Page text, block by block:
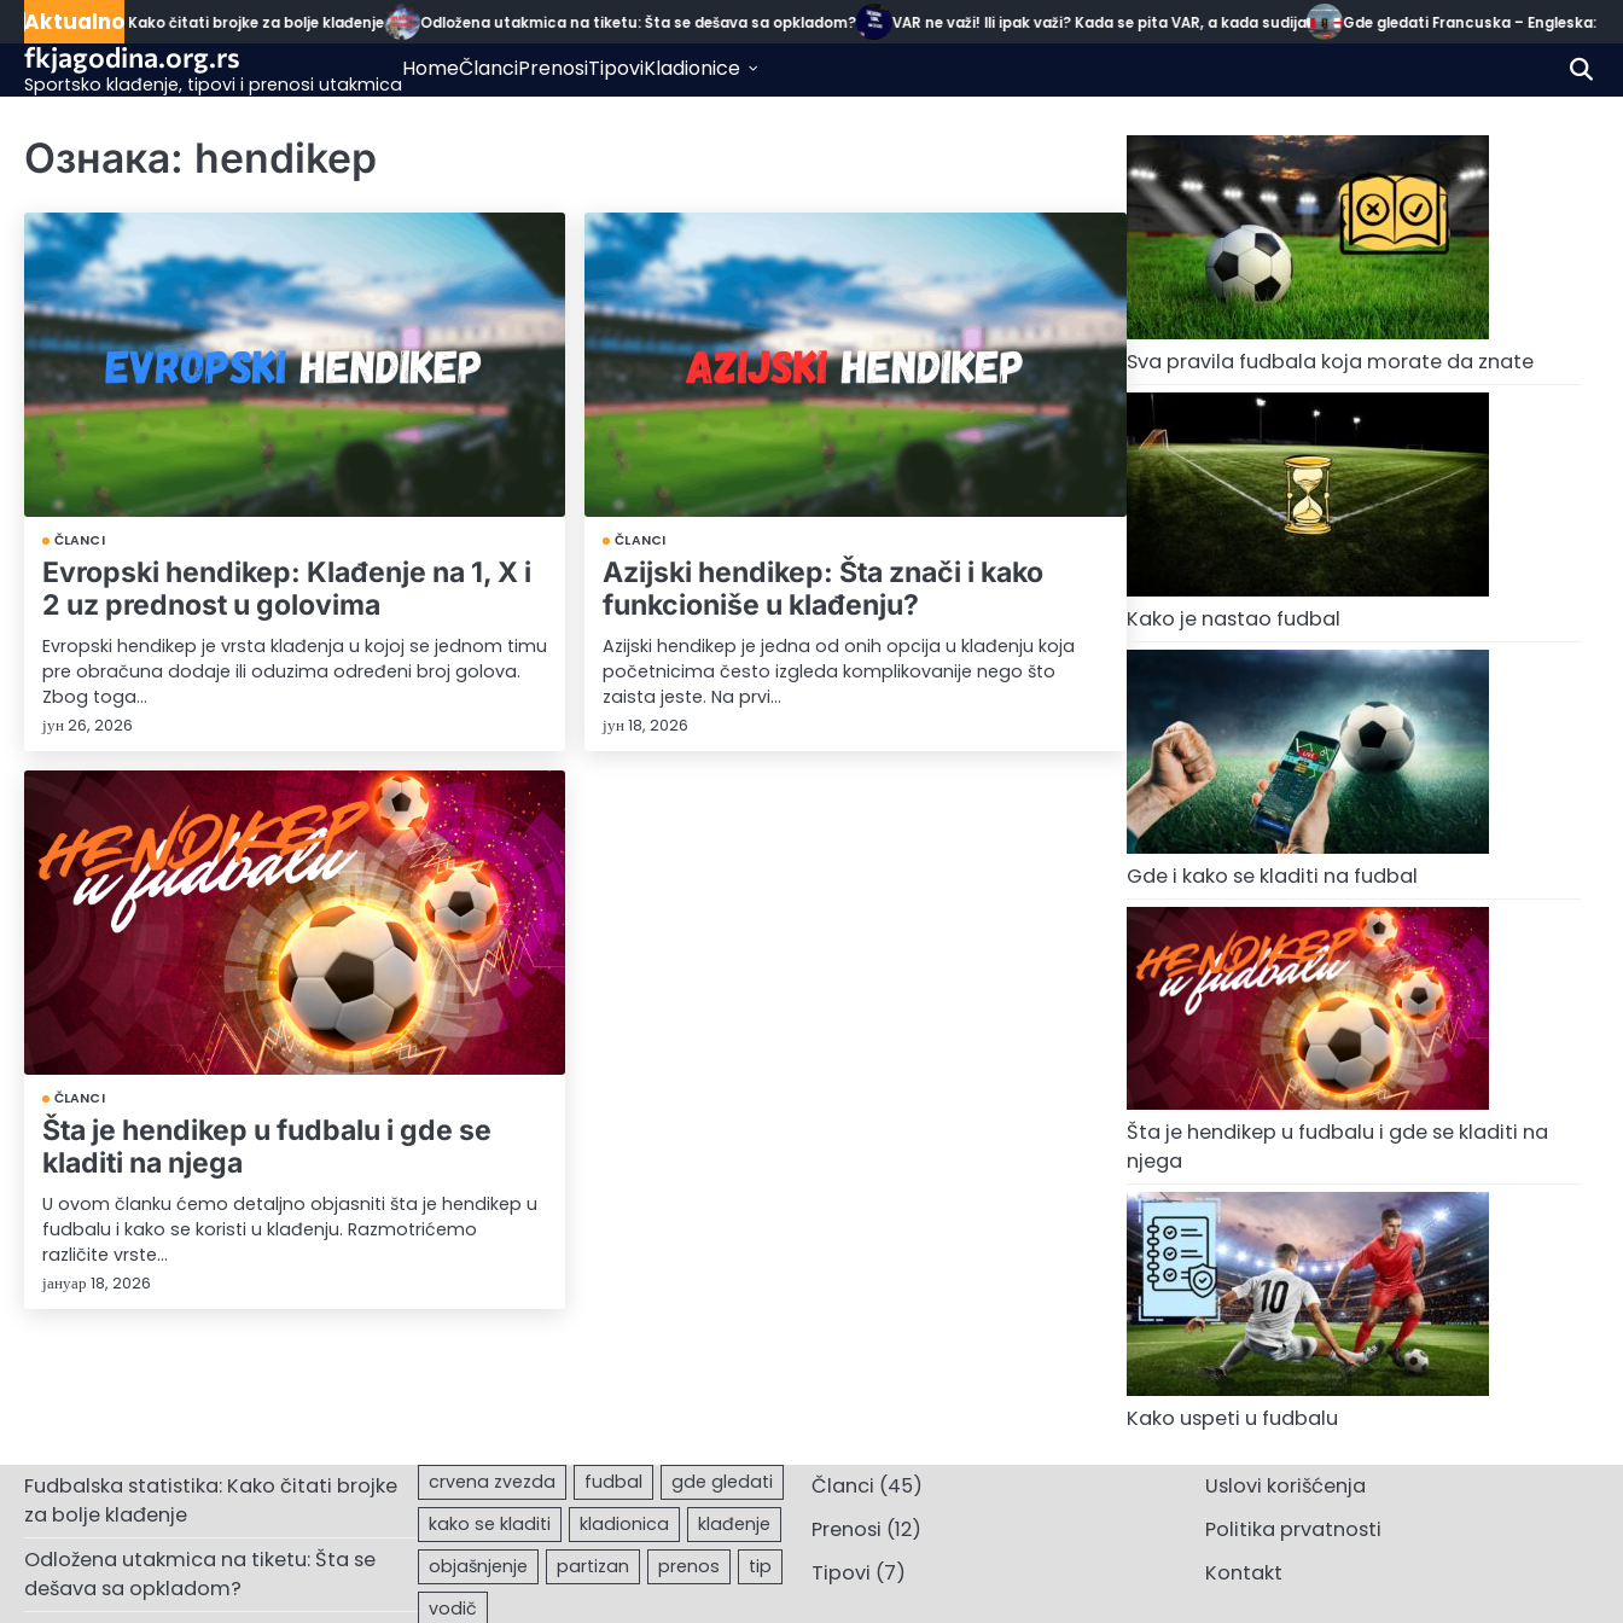
Skip
to
content
Aktualno
statistika: Kako čitati brojke za bolje klađenje Odložena utakmica na tiketu: Šta se dešava sa opkladom? VAR ne važi! Ili ipak važi? Kada se pita VAR, a kada sudija Gde gledati Francuska – Engleska: Meč
fkjagodina.org.rs
Sportsko klađenje, tipovi i prenosi utakmica
HomeČlanciPrenosiTipoviKladionice
Ознака: hendikep
ČLANCI
Evropski hendikep: Klađenje na 1, X i
2 uz prednost u golovima
Evropski hendikep je vrsta klađenja u kojoj se jednom timu
pre obračuna dodaje ili oduzima određeni broj golova.
Zbog toga…
јун 26, 2026
ČLANCI
Azijski hendikep: Šta znači i kako
funkcioniše u klađenju?
Azijski hendikep je jedna od onih opcija u klađenju koja
početnicima često izgleda komplikovanije nego što
zaista jeste. Na prvi…
јун 18, 2026
ČLANCI
Šta je hendikep u fudbalu i gde se
kladiti na njega
U ovom članku ćemo detaljno objasniti šta je hendikep u
fudbalu i kako se koristi u klađenju. Razmotrićemo
različite vrste…
јануар 18, 2026
Sva pravila fudbala koja morate da znate
Kako je nastao fudbal
Gde i kako se kladiti na fudbal
Šta je hendikep u fudbalu i gde se kladiti na
njega
Kako uspeti u fudbalu
Fudbalska statistika: Kako čitati brojke
za bolje klađenje
Odložena utakmica na tiketu: Šta se
dešava sa opkladom?
Članci (45)
Prenosi (12)
Tipovi (7)
Uslovi korišćenja
Politika prvatnosti
Kontakt